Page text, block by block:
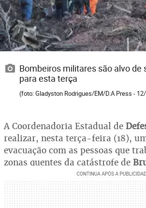
Bombeiros militares são alvo de
para esta terça
(foto: Gladyston Rodrigues/EM/D.A Press -
A Coordenadoria Estadual de
realizar, nesta terça-feira (18),
evacuação com as pessoas que
zonas quentes da catástrofe de